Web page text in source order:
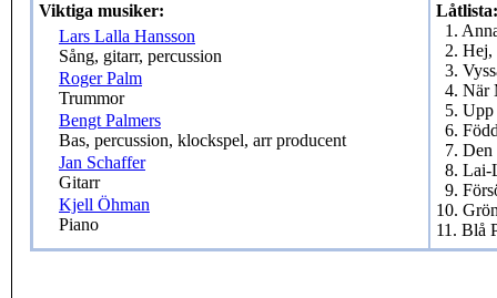
Viktiga musiker:
Lars Lalla Hansson
Sång, gitarr, percussion
Roger Palm
Trummor
Bengt Palmers
Bas, percussion, klockspel, arr producent
Jan Schaffer
Gitarr
Kjell Öhman
Piano
Låtlista:
1.
2. Hej,
3.
4. När
5.
6.
7. Den
8. Lai-
9.
10.
11. Blå